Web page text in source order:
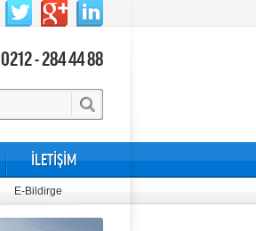
0212 - 284 44 88
İLETİŞİM
E-Bildirge